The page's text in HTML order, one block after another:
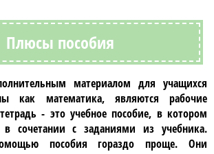
Плюсы пособия
материалом для учащихся
как математика, являются рабочие
- это учебное пособие, в котором
в сочетании с заданиями из учебника.
пособия гораздо проще. Они